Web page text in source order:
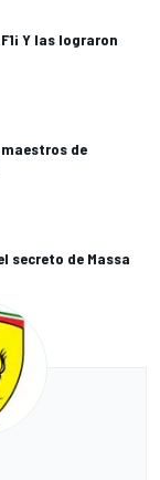
Y las lograron
de
secreto de Massa